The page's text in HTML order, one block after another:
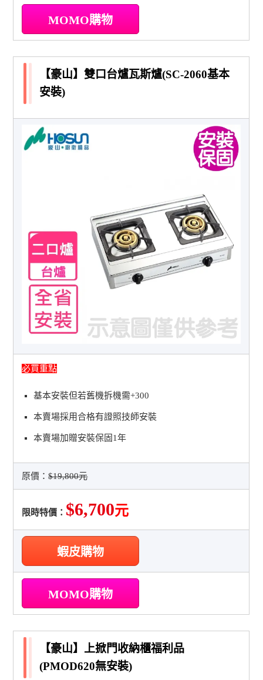
MOMO購物
【豪山】雙口台爐瓦斯爐(SC-2060基本
安裝)
必買重點
基本安裝但若舊機拆機需+300
本賣場採用合格有證照技師安裝
本賣場加贈安裝保固1年
原價：$19,800元
限時特價： $6,700元
蝦皮購物
MOMO購物
【豪山】上掀門收納櫃福利品
(PMOD620無安裝)